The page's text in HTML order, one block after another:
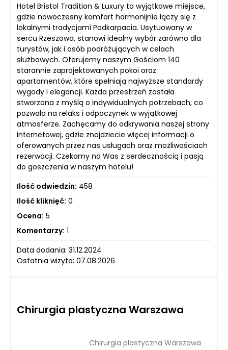
Hotel Bristol Tradition & Luxury to wyjątkowe miejsce,
gdzie nowoczesny komfort harmonijnie łączy się z
lokalnymi tradycjami Podkarpacia. Usytuowany w
sercu Rzeszowa, stanowi idealny wybór zarówno dla
turystów, jak i osób podróżujących w celach
służbowych. Oferujemy naszym Gościom 140
starannie zaprojektowanych pokoi oraz
apartamentów, które spełniają najwyższe standardy
wygody i elegancji. Każda przestrzeń została
stworzona z myślą o indywidualnych potrzebach, co
pozwala na relaks i odpoczynek w wyjątkowej
atmosferze. Zachęcamy do odkrywania naszej strony
internetowej, gdzie znajdziecie więcej informacji o
oferowanych przez nas usługach oraz możliwościach
rezerwacji. Czekamy na Was z serdecznością i pasją
do goszczenia w naszym hotelu!
Ilość odwiedzin: 458
Ilość kliknięć: 0
Ocena: 5
Komentarzy: 1
Data dodania: 31.12.2024
Ostatnia wizyta: 07.08.2026
Chirurgia plastyczna Warszawa
Chirurgia plastyczna Warszawa